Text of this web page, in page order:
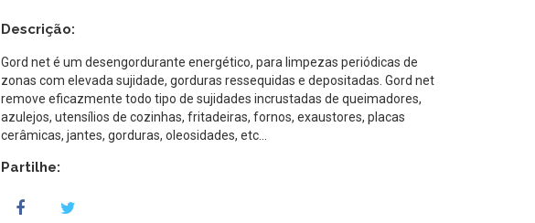
Descrição:
Gord net é um desengordurante energético, para limpezas periódicas de
zonas com elevada sujidade, gorduras ressequidas e depositadas. Gord net
remove eficazmente todo tipo de sujidades incrustadas de queimadores,
azulejos, utensílios de cozinhas, fritadeiras, fornos, exaustores, placas
cerâmicas, jantes, gorduras, oleosidades, etc...
Partilhe: